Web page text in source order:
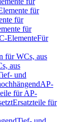
für
für
für
ElementeFür
für WCs, aus
aus
und
AP-
für AP-
Ersatzteile für